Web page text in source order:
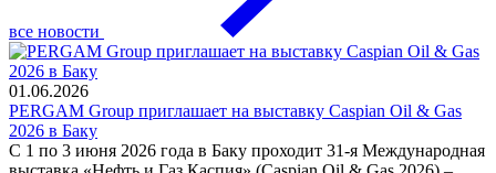
все новости
01.06.2026
PERGAM Group приглашает на выставку Caspian Oil & Gas
2026 в Баку
С 1 по 3 июня 2026 года в Баку проходит 31-я Международная